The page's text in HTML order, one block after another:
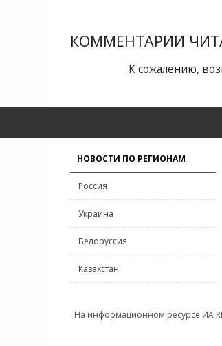
КОММЕНТАРИИ
К сожалению,
НОВОСТИ ПО РЕГИОНАМ
Россия
Украина
Белоруссия
Казахстан
На информационном ресурсе ИА